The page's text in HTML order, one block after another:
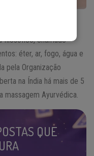
filosófico, chamado
éter, ar, fogo, água e
pela Organização
na Índia há mais de 5
massagem Ayurvédica.
QUE